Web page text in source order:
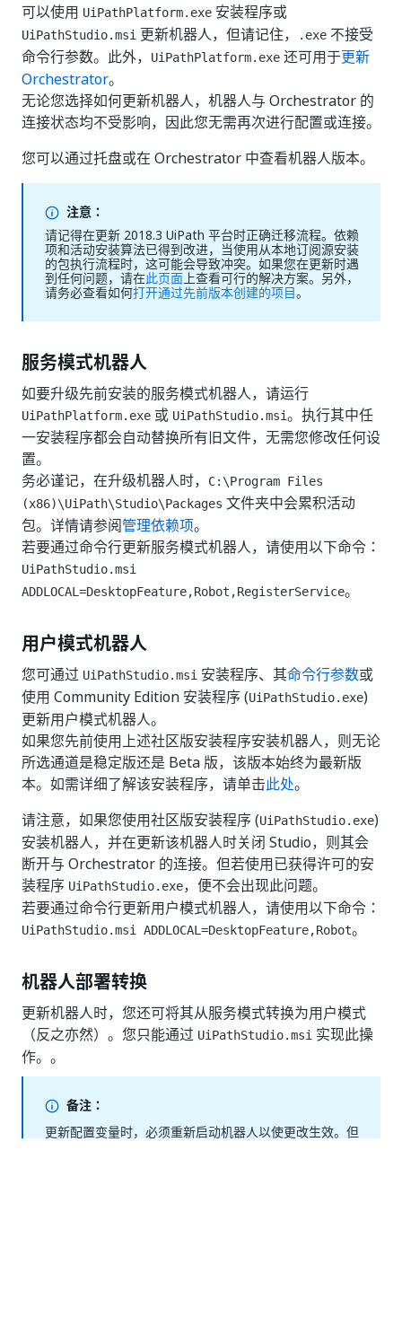
可以使用 UiPathPlatform.exe 安装程序或
UiPathStudio.msi 更新机器人，但请记住， .exe 不接受
命令行参数。此外，
UiPathPlatform.exe 还可用于更新
Orchestrator。
无论您选择如何更新机器人，机器人与 Orchestrator 的
连接状态均不受影响，因此您无需再次进行配置或连接。
您可以通过托盘或在 Orchestrator 中查看机器人版本。
注意：
请记得在更新 2018.3 UiPath 平台时正确迁移流程。依赖
项和活动安装算法已得到改进，当使用从本地订阅源安装
的包执行流程时，这可能会导致冲突。如果您在更新时遇
到任何问题，请在此页面 上查看可行的解决方案。另外，
请务必查看如何打开通过先前版本创建的项目。
服务模式机器人
如要升级先前安装的服务模式机器人，请运行
UiPathPlatform.exe 或 UiPathStudio.msi。执行其中任
一安装程序都会自动替换所有旧文件，无需您修改任何设
置。
务必谨记，在升级机器人时，
C:\Program Files
(x86)\UiPath\Studio\Packages 文件夹中会累积活动
包。详情请参阅管理依赖项。
若要通过命令行更新服务模式机器人，请使用以下命令：
UiPathStudio.msi
ADDLOCAL=DesktopFeature,Robot,RegisterService。
用户模式机器人
您可通过 UiPathStudio.msi 安装程序、其命令行参数或
使用 Community Edition 安装程序 (UiPathStudio.exe)
更新用户模式机器人。
如果您先前使用上述社区版安装程序安装机器人，则无论
所选通道是稳定版还是 Beta 版，该版本始终为最新版
本。如需详细了解该安装程序，请单击此处。
请注意，如果您使用社区版安装程序 (UiPathStudio.exe)
安装机器人，并在更新该机器人时关闭 Studio，则其会
断开与 Orchestrator 的连接。但若使用已获得许可的安
装程序 UiPathStudio.exe，便不会出现此问题。
若要通过命令行更新用户模式机器人，请使用以下命令：
UiPathStudio.msi ADDLOCAL=DesktopFeature,Robot。
机器人部署转换
更新机器人时，您还可将其从服务模式转换为用户模式
（反之亦然）。您只能通过 UiPathStudio.msi 实现此操
作。。
备注：
更新配置变量时，必须重新启动机器人以使更改生效。但